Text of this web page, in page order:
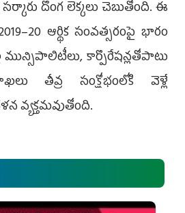
దొంగ లెక్కలు చెబుతోంది. ఈ
ఆర్థిక సంవత్సరంపై భారం
మున్సిపాలిటీలు, కార్పొరేషన్లతోపాటు
తీవ్ర సంక్షోభంలోకి వెళ్లే
వ్యక్తమవుతోంది.